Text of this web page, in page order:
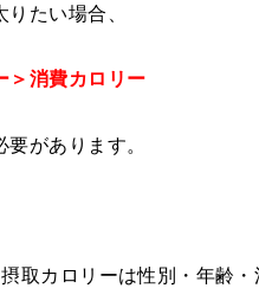
たい場合、
＞消費カロリー
要があります。
取カロリーは性別・年齢・